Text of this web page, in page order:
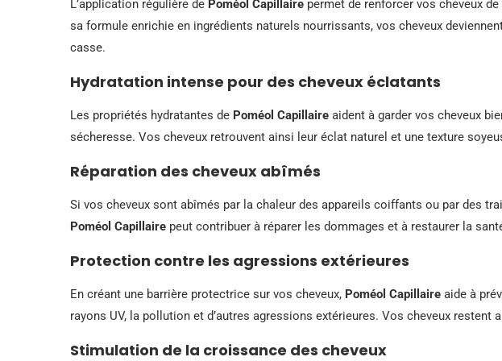
L’application régulière de Poméol Capillaire permet de renforcer vos cheveux
sa formule enrichie en ingrédients naturels nourrissants, vos cheveux
casse.
Hydratation intense pour des cheveux éclatants
Les propriétés hydratantes de Poméol Capillaire aident à garder vos cheveux
sécheresse. Vos cheveux retrouvent ainsi leur éclat naturel et une texture
Réparation des cheveux abîmés
Si vos cheveux sont abîmés par la chaleur des appareils coiffants ou par des
Poméol Capillaire peut contribuer à réparer les dommages et à restaurer la
Protection contre les agressions extérieures
En créant une barrière protectrice sur vos cheveux, Poméol Capillaire aide à
rayons UV, la pollution et d’autres agressions extérieures. Vos cheveux
Stimulation de la croissance des cheveux